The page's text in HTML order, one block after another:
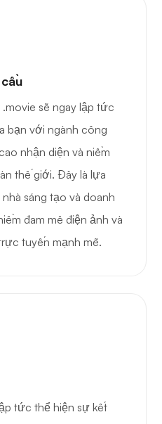
sẽ ngay lập tức
bạn với ngành công
nhận diện và niềm
thế giới. Đây là lựa
sáng tạo và doanh
đam mê điện ảnh và
tuyến mạnh mẽ.
tức thể hiện sự kết